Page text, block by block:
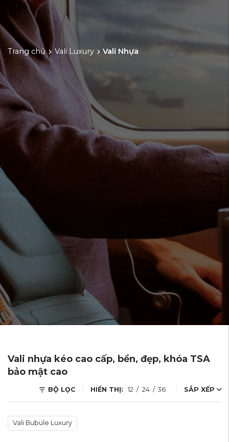
Trang chủ Vali Luxury Vali Nhựa
Vali nhựa kéo cao cấp, bền, đẹp, khóa TSA
bảo mật cao
BỘ LỌC HIỂN THỊ: 12 / 24 / 36 SẮP XẾP
Vali Bubule Luxury